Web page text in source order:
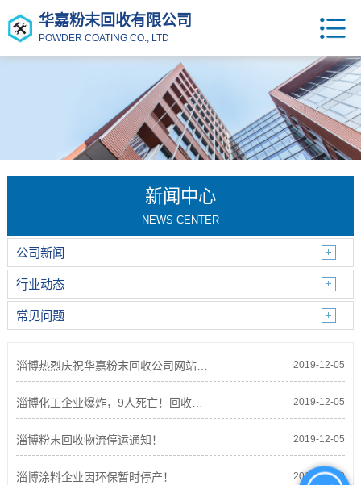
华嘉粉末回收有限公司
POWDER COATING CO., LTD
新闻中心
NEWS CENTER
公司新闻
行业动态
常见问题
淄博热烈庆祝华嘉粉末回收公司网站上线！ 2019-12-05
淄博化工企业爆炸，9人死亡！回收粉末涂料企业是否有影响！ 2019-12-05
淄博粉末回收物流停运通知！ 2019-12-05
淄博涂料企业因环保暂时停产！ 2019-12-10